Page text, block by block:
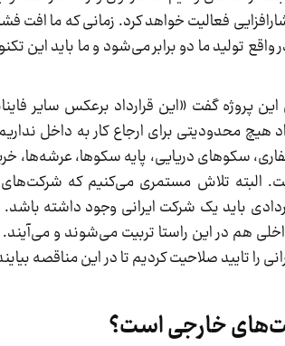
فعالیت خواهد کرد. زمانی که ما افت
خواهد داشت، ‌ در واقع تولید ما دو برابر می‌شود و ما
این پروژه گفت «این قرارداد برعکس سایر
هیچ محدودیتی برای ارجاع کار به داخل
سکوهای دریایی، پایه سکوها، عرشه‌ها،
تلاش مستمری می‌کنیم که شرکت‌های
باید یک شرکت ایرانی وجود داشته
در این راستا تربیت می‌شوند و می‌آیند.
فعال شوند. ما ۱۳ – ۱۴ شرکت ایرانی را تایید صلاحیت کردیم تا
خارجی است؟